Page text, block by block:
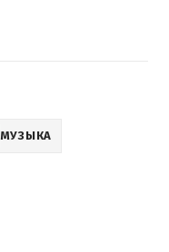
МУЗЫКА